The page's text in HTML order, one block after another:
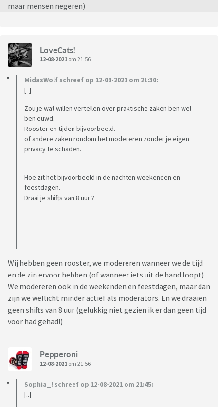
maar mensen negeren)
LoveCats!
12-08-2021 om 21:56
MidasWolf schreef op 12-08-2021 om 21:30:
[..]
Zou je wat willen vertellen over praktische zaken ben wel
benieuwd.
Rooster en tijden bijvoorbeeld.
of andere zaken rondom het modereren zonder je eigen
privacy te schaden.
Hoe zit het bijvoorbeeld in de nachten weekenden en
feestdagen.
Draai je shifts van 8 uur ?
Wij hebben geen rooster, we modereren wanneer we de tijd
en de zin ervoor hebben (of wanneer iets uit de hand loopt).
We modereren ook in de weekenden en feestdagen, maar dan
zijn we wellicht minder actief als moderators. En we draaien
geen shifts van 8 uur (gelukkig niet gezien ik er dan geen tijd
voor had gehad!)
Pepperoni
12-08-2021 om 21:56
Sophia_! schreef op 12-08-2021 om 21:45:
[..]